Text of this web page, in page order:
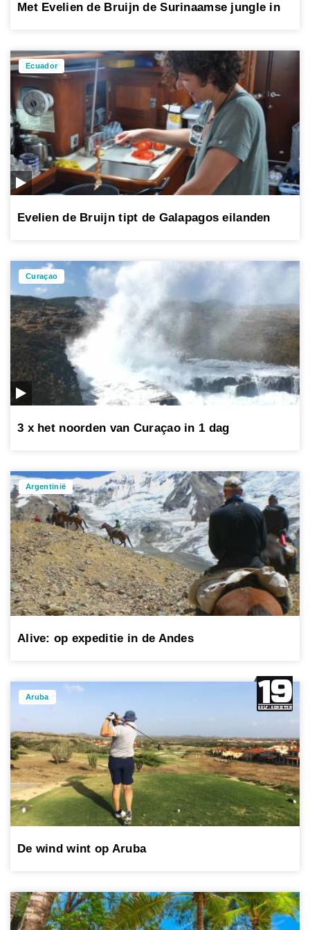
Met Evelien de Bruijn de Surinaamse jungle in
Ecuador
Evelien de Bruijn tipt de Galapagos eilanden
Curaçao
3 x het noorden van Curaçao in 1 dag
Argentinië
Alive: op expeditie in de Andes
Aruba
De wind wint op Aruba